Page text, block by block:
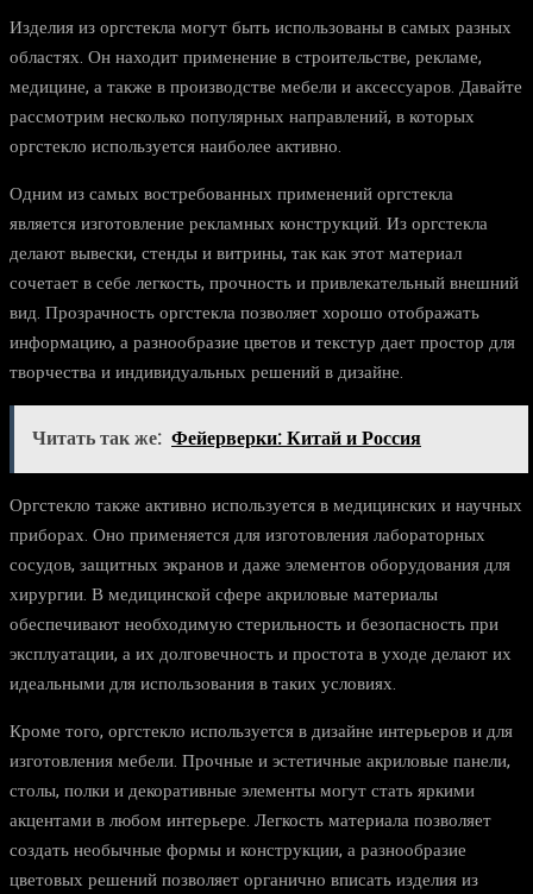
Изделия из оргстекла могут быть использованы в самых разных
областях. Он находит применение в строительстве, рекламе,
медицине, а также в производстве мебели и аксессуаров. Давайте
рассмотрим несколько популярных направлений, в которых
оргстекло используется наиболее активно.
Одним из самых востребованных применений оргстекла
является изготовление рекламных конструкций. Из оргстекла
делают вывески, стенды и витрины, так как этот материал
сочетает в себе легкость, прочность и привлекательный внешний
вид. Прозрачность оргстекла позволяет хорошо отображать
информацию, а разнообразие цветов и текстур дает простор для
творчества и индивидуальных решений в дизайне.
Читать так же: Фейерверки: Китай и Россия
Оргстекло также активно используется в медицинских и научных
приборах. Оно применяется для изготовления лабораторных
сосудов, защитных экранов и даже элементов оборудования для
хирургии. В медицинской сфере акриловые материалы
обеспечивают необходимую стерильность и безопасность при
эксплуатации, а их долговечность и простота в уходе делают их
идеальными для использования в таких условиях.
Кроме того, оргстекло используется в дизайне интерьеров и для
изготовления мебели. Прочные и эстетичные акриловые панели,
столы, полки и декоративные элементы могут стать яркими
акцентами в любом интерьере. Легкость материала позволяет
создать необычные формы и конструкции, а разнообразие
цветовых решений позволяет органично вписать изделия из